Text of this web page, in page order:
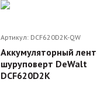
Артикул: DCF620D2K-QW
Аккумуляторный
шуруповерт DeWalt
DCF620D2K